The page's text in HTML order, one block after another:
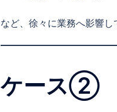
など、徐々に業務へ影響し
ケース②